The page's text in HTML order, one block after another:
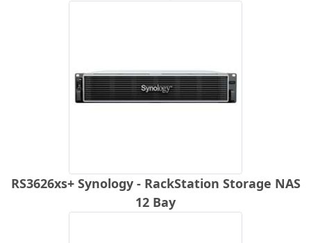
RS3626xs+ Synology - RackStation Storage NAS
12 Bay